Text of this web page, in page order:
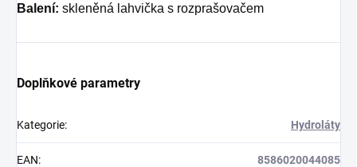
Balení: skleněná lahvička s rozprašovačem
Doplňkové parametry
Kategorie: Hydroláty
EAN: 8586020044085